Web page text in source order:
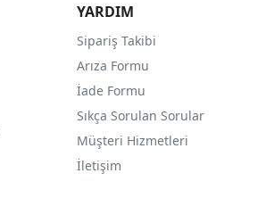
YARDIM
Sipariş Takibi
Arıza Formu
İade Formu
Sıkça Sorulan Sorular
Müşteri Hizmetleri
İletişim